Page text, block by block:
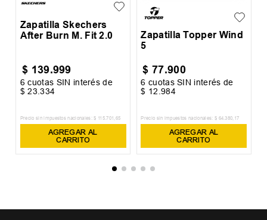
Zapatilla Skechers
After Burn M. Fit 2.0
$ 139.999
6 cuotas SIN interés de
$ 23.334
Precio sin impuestos nacionales: $ 115.701 ,65
AGREGAR AL
CARRITO
Zapatilla Topper Wind
5
$ 77.900
6 cuotas SIN interés de
$ 12.984
Precio sin impuestos nacionales: $ 64.380, 17
AGREGAR AL
CARRITO